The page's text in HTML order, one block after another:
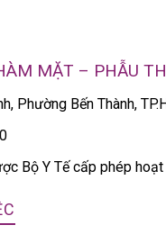
MẶT – PHẪU
Phường Bến Thành,
Bộ Y Tế cấp phép